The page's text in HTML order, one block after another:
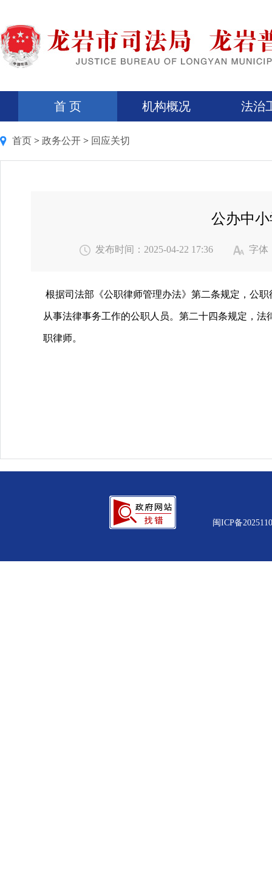
首 页 机构概况 法治
首页 > 政务公开 > 回应关切
公办中
发布时间：2025-04-22 17:36 字体
根据司法部《公职律师管理办法》第二条规定，公
从事法律事务工作的公职人员。第二十四条规定，
职律师。
闽ICP备